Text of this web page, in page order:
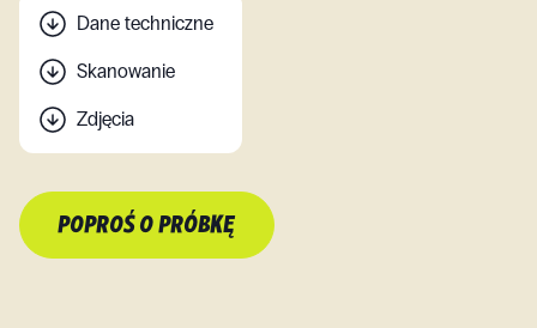
Dane techniczne
Skanowanie
Zdjęcia
POPROŚ O PRÓBKĘ